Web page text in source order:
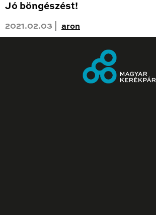
Jó böngészést!
2021.02.03 | aron